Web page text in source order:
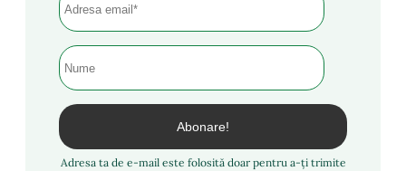
Adresa ta de e-mail este folosită doar pentru a-ți trimite